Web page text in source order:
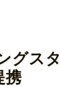
グス
携